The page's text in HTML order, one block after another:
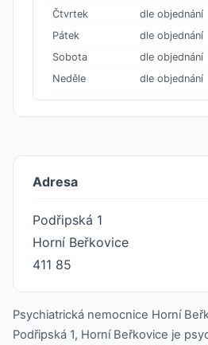
Čtvrtek
dle objednání
Pátek
dle objednání
Sobota
dle objednání
Neděle
dle objednání
Adresa
Podřipská 1
Horní Beřkovice
411 85
Psychiatrická nemocnice Horní
Podřipská 1, Horní Beřkovice je